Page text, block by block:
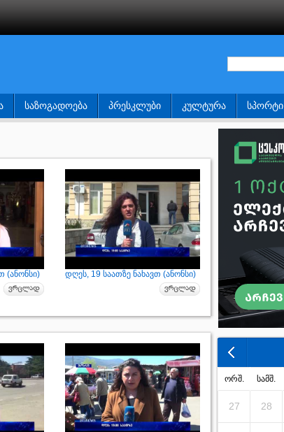
ᲡᲐᲖᲝᲒᲐᲓᲝᲔᲑᲐ ᲞᲠᲔᲡᲙᲚᲣᲑᲘ ᲙᲣᲚᲢᲣᲠᲐ ᲡᲞᲝᲠᲢᲘ
(ანონსი) დღეს, 19 საათზე ნახავთ (ანონსი)
ორშ. სამშ.
27 28